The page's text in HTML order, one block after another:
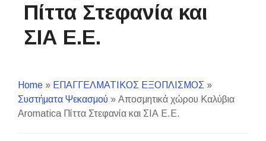
Πίττα Στεφανία και
ΣΙΑ Ε.Ε.
Home » ΕΠΑΓΓΕΛΜΑΤΙΚΟΣ ΕΞΟΠΛΙΣΜΟΣ »
Συστήματα Ψεκασμού » Αποσμητικά χώρου Καλύβια
Aromatica Πίττα Στεφανία και ΣΙΑ Ε.Ε.